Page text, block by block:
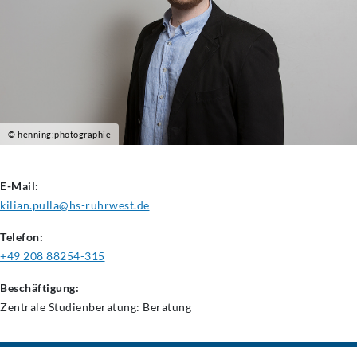
© henning:photographie
E-Mail:
kilian.pulla@hs-ruhrwest.de
Telefon:
+49 208 88254-315
Beschäftigung:
Zentrale Studienberatung: Beratung